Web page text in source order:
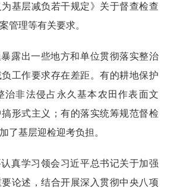
基层减负若干规定》关于督查检查
管理等有关要求。
露出一些地方和单位贯彻落实整治
工作要求存在差距。有的耕地保护
治非法侵占永久基本农田作表面文
形式主义；有的落实统筹规范督检
了基层迎检迎考负担。
真学习领会习近平总书记关于加强
论述，结合开展深入贯彻中央八项